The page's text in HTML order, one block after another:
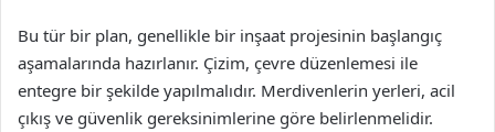
Bu tür bir plan, genellikle bir inşaat projesinin başlangıç
aşamalarında hazırlanır. Çizim, çevre düzenlemesi ile
entegre bir şekilde yapılmalıdır. Merdivenlerin yerleri, acil
çıkış ve güvenlik gereksinimlerine göre belirlenmelidir.